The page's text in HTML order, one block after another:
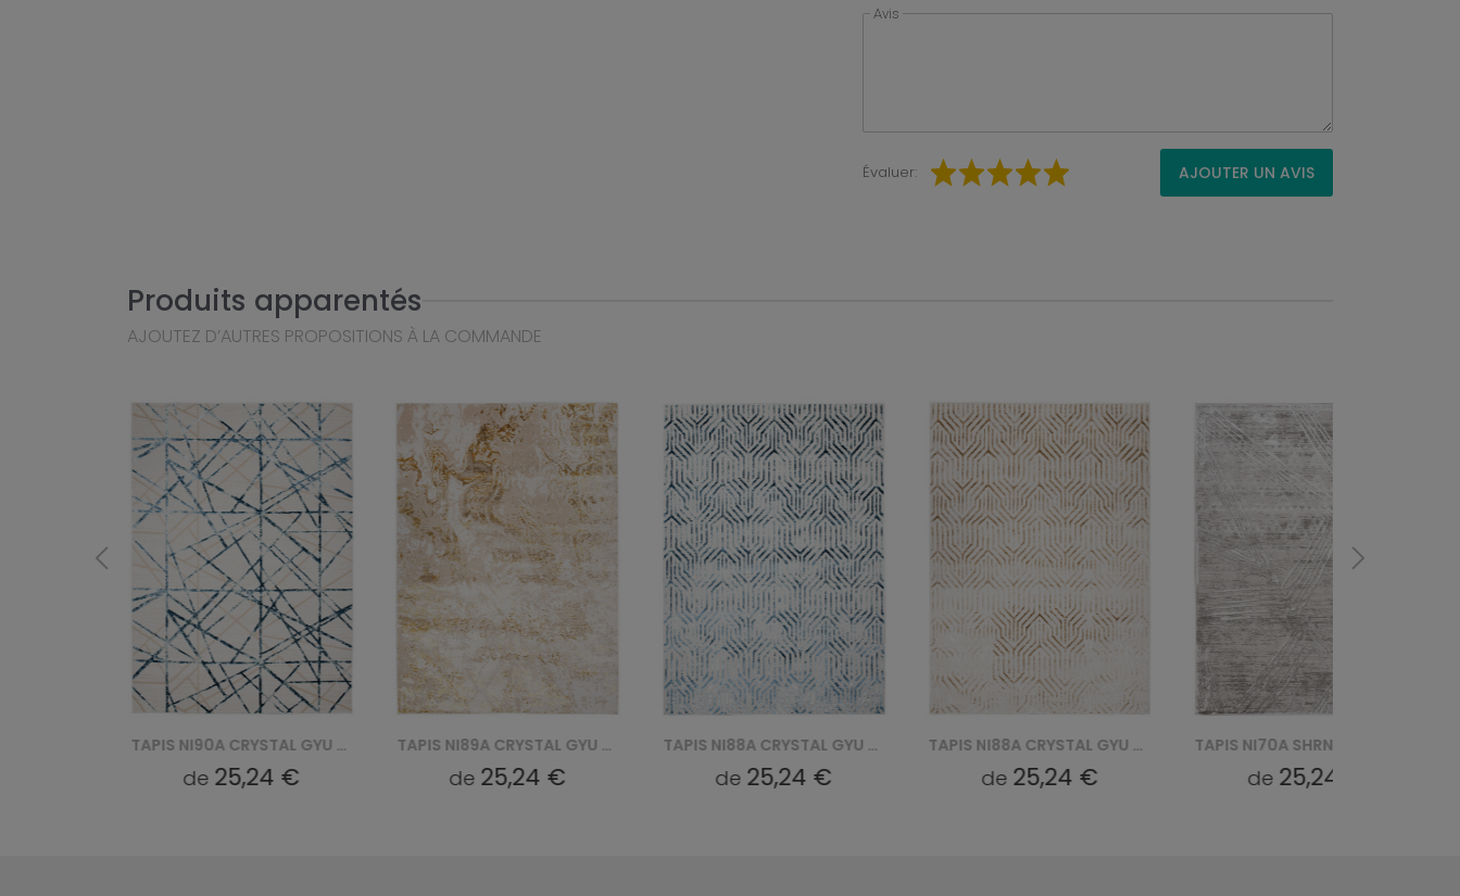
Avis
Évaluer: AJOUTER UN AVIS
Produits apparentés
AJOUTEZ D’AUTRES PROPOSITIONS À LA COMMANDE
TAPIS NI90A CRYSTAL GYU - NIEBIESKI
de 25,24 €
TAPIS NI89A CRYSTAL GYU - BEŻOWY
de 25,24 €
TAPIS NI88A CRYSTAL GYU - NIEBIESKI
de 25,24 €
TAPIS NI88A CRYSTAL GYU - BRĄZOWY
de 25,24 € de 25,24 €